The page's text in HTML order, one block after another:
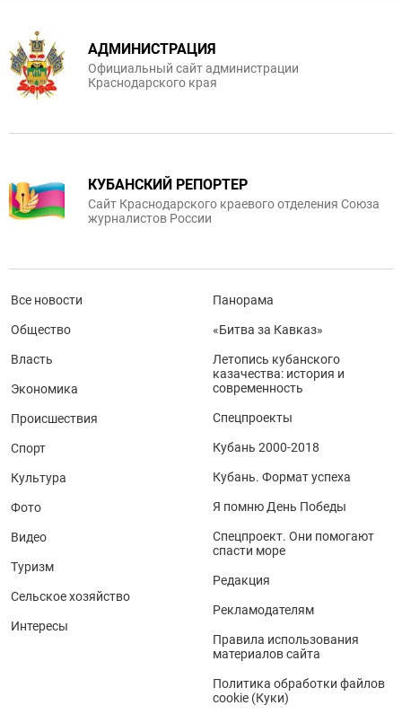
АДМИНИСТРАЦИЯ
Официальный сайт администрации
Краснодарского края
КУБАНСКИЙ РЕПОРТЕР
Сайт Краснодарского краевого отделения Союза
журналистов России
Все новости
Общество
Власть
Экономика
Происшествия
Спорт
Культура
Фото
Видео
Туризм
Сельское хозяйство
Интересы
Панорама
«Битва за Кавказ»
Летопись кубанского
казачества: история и
современность
Спецпроекты
Кубань 2000-2018
Кубань. Формат успеха
Я помню День Победы
Спецпроект. Они помогают
спасти море
Редакция
Рекламодателям
Правила использования
материалов сайта
Политика обработки файлов
cookie (Куки)